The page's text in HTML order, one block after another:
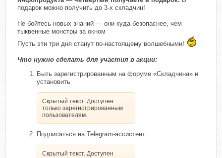
подарок можно получить до 3-х складчин!
Не бойтесь новых знаний — они куда безопаснее, чем
тыквенные монстры за окном
Пусть эти три дня станут по-настоящему волшебными!
Что нужно сделать для участия в акции:
Быть зарегистрированным на форуме «Складчина» и
установить
Скрытый текст. Доступен
только зарегистрированным
пользователям.
Подписаться на Telegram-ассистент:
Скрытый текст. Доступен